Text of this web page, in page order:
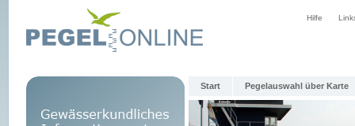
Hilfe
Start Pegelauswahl über Karte